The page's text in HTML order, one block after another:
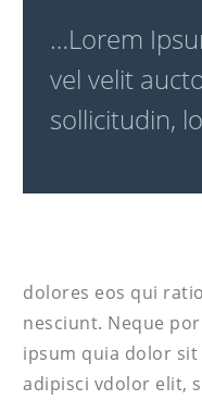
…Lorem
vel velit
sollicitudin,
dolores eos qui
nesciunt. Neque
ipsum quia dolor
adipisci vdolor elit,